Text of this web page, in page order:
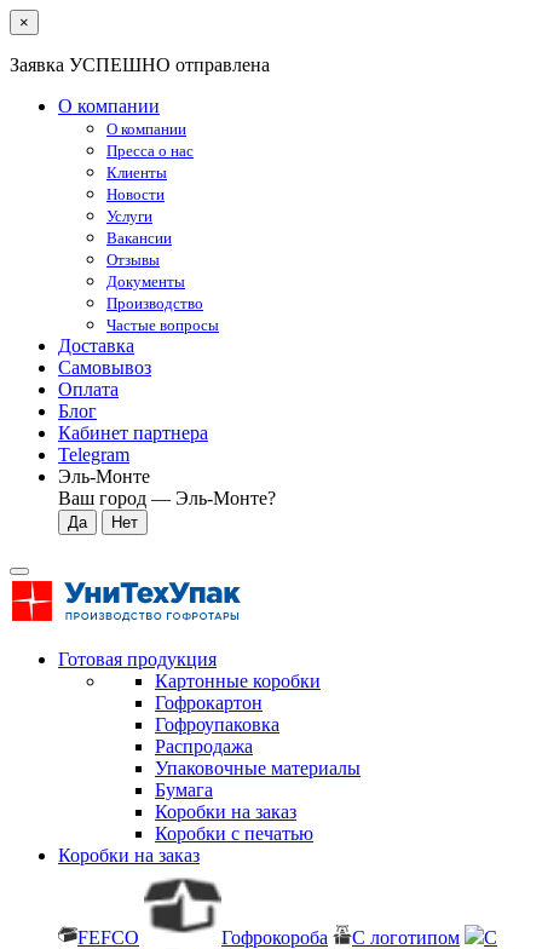
×
Заявка УСПЕШНО отправлена
О компании
О компании
Пресса о нас
Клиенты
Новости
Услуги
Вакансии
Отзывы
Документы
Производство
Частые вопросы
Доставка
Самовывоз
Оплата
Блог
Кабинет партнера
Telegram
Эль-Монте
Ваш город — Эль-Монте?
Готовая продукция
Картонные коробки
Гофрокартон
Гофроупаковка
Распродажа
Упаковочные материалы
Бумага
Коробки на заказ
Коробки с печатью
Коробки на заказ
FEFCO Гофрокороба С логотипом
С